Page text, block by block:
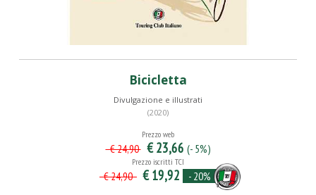
Bicicletta
Divulgazione e illustrati
(2020)
Prezzo web
€ 24,90 € 23,66 (- 5%)
Prezzo iscritti TCI
€ 24,90 € 19,92 - 20%